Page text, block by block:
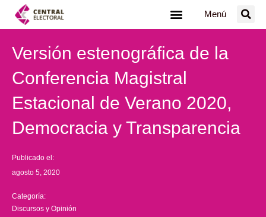
Menú
Versión estenográfica de la
Conferencia Magistral
Estacional de Verano 2020,
Democracia y Transparencia
Publicado el:
agosto 5, 2020
Categoría:
Discursos y Opinión